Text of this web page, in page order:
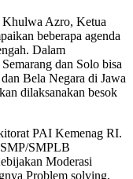
Khulwa Azro, Ketua
beberapa agenda
Dalam
dan Solo bisa
Bela Negara di Jawa
dilaksanakan besok
PAI Kemenag RI.
SMPLB
Moderasi
Problem solving,